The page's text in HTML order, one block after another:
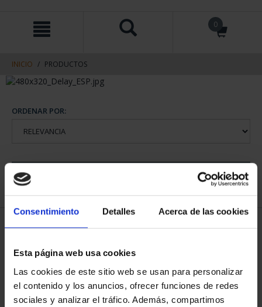
Consentimiento Detalles Acerca de las cookies
Esta página web usa cookies
Las cookies de este sitio web se usan para personalizar
el contenido y los anuncios, ofrecer funciones de redes
sociales y analizar el tráfico. Además, compartimos
contenido
navegacin
0
INICIO PRODUCTOS
ORDENAR POR:
1 Productos encontrados